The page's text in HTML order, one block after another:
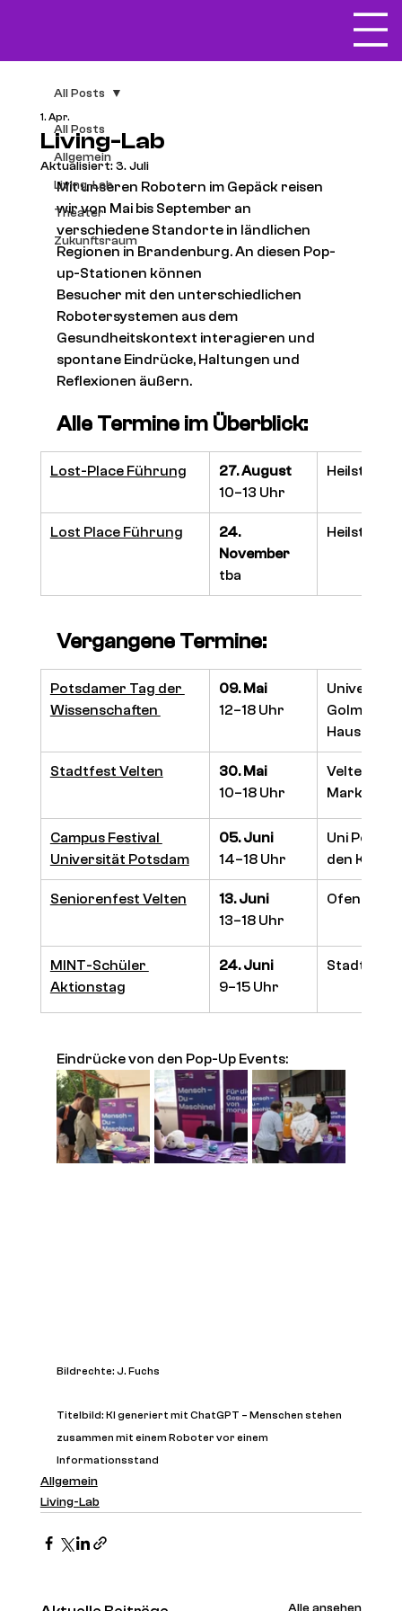
All Posts
Allgemein
Living-Lab
Theater
Zukunftsraum
All Posts
Living-Lab
1. Apr.
Aktualisiert:3. Juli
Mit unseren Robotern im Gepäck reisen
wir von Mai bis September an
verschiedene Standorte in ländlichen
Regionen in Brandenburg. An diesen Pop-
up-Stationen können
Besucher mit den unterschiedlichen
Robotersystemen aus dem
Gesundheitskontext interagieren und
spontane Eindrücke, Haltungen und
Reflexionen äußern.
Alle Termine im Überblick:
Lost-Place Führung
27. August
10–13 Uhr
Heilstätte
Lost Place Führung
24.
November
tba
Heilstätte
Vergangene Termine:
Potsdamer Tag der
Wissenschaften
09. Mai
12–18 Uhr
Golm
Haus 26,
Stadtfest Velten
30. Mai
10–18 Uhr
Velten
Marktplatz
Campus Festival
Universität Potsdam
05. Juni
14–18 Uhr
Uni
den
Seniorenfest Velten
13. Juni
13–18 Uhr
MINT-Schüler
Aktionstag
24. Juni
9–15 Uhr
Eindrücke von den Pop-Up Events:
Bildrechte: J. Fuchs
Titelbild: KI generiert mit ChatGPT – Menschen stehen
zusammen mit einem Roboter vor einem
Informationsstand
Allgemein
Living-Lab